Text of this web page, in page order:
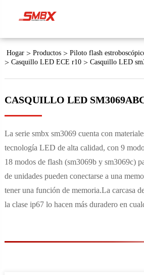
Hogar Productos
Piloto flash
Casquillo LED ECE r10
Casquillo LED
CASQUILLO LED
La serie smbx sm3069 cuenta con
tecnología LED de alta calidad, con 9
18 modos de flash (sm3069b y sm3069c)
de unidades pueden conectarse a una
tener una función de memoria.La carcasa
la clase ip67 lo hacen más duradero en